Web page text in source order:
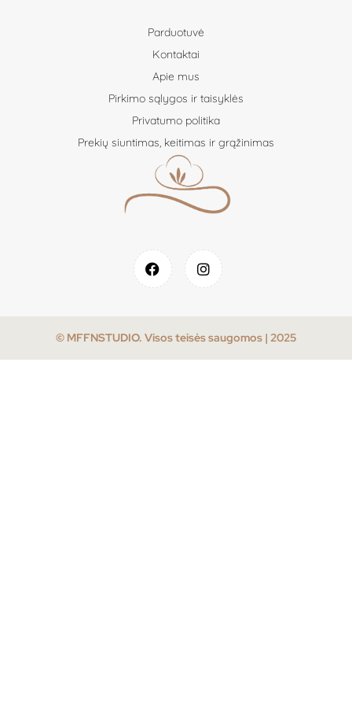
Parduotuvė
Kontaktai
Apie mus
Pirkimo sąlygos ir taisyklės
Privatumo politika
Prekių siuntimas, keitimas ir grąžinimas
© MFFNSTUDIO. Visos teisės saugomos | 2025